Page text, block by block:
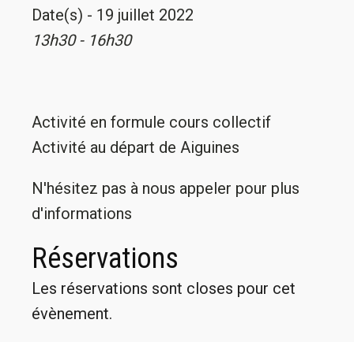
Date(s) - 19 juillet 2022
13h30 - 16h30
Activité en formule cours collectif
Activité au départ de Aiguines
N'hésitez pas à nous appeler pour plus
d'informations
Réservations
Les réservations sont closes pour cet
évènement.